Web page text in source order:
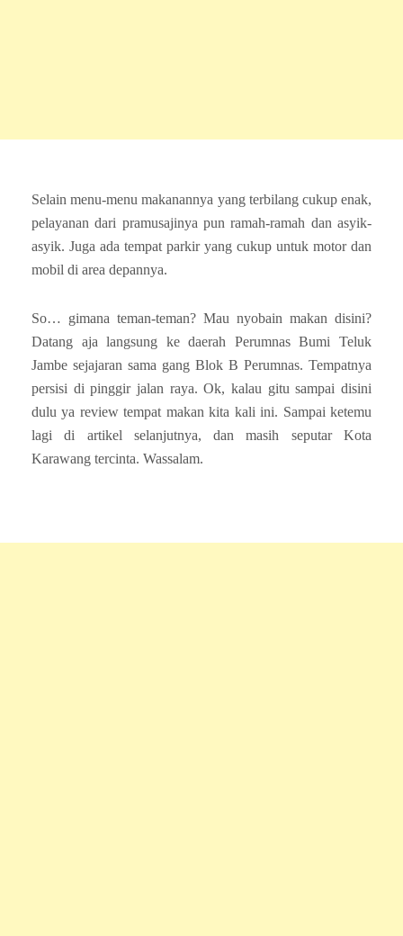
Selain menu-menu makanannya yang terbilang cukup enak,
pelayanan dari pramusajinya pun ramah-ramah dan asyik-
asyik. Juga ada tempat parkir yang cukup untuk motor dan
mobil di area depannya.
So… gimana teman-teman? Mau nyobain makan disini?
Datang aja langsung ke daerah Perumnas Bumi Teluk
Jambe sejajaran sama gang Blok B Perumnas. Tempatnya
persisi di pinggir jalan raya. Ok, kalau gitu sampai disini
dulu ya review tempat makan kita kali ini. Sampai ketemu
lagi di artikel selanjutnya, dan masih seputar Kota
Karawang tercinta. Wassalam.